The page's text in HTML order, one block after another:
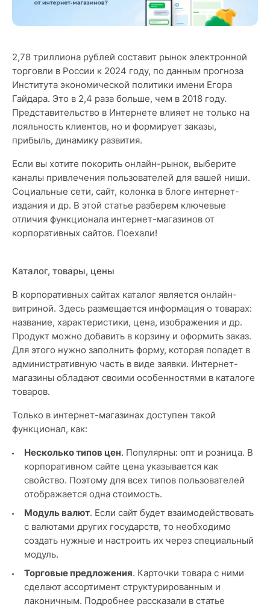
2,78 триллиона рублей составит рынок электронной
торговли в России к 2024 году, по данным прогноза
Института экономической политики имени Егора
Гайдара. Это в 2,4 раза больше, чем в 2018 году.
Представительство в Интернете влияет не только на
лояльность клиентов, но и формирует заказы,
прибыль, динамику развития.
Если вы хотите покорить онлайн-рынок, выберите
каналы привлечения пользователей для вашей ниши.
Социальные сети, сайт, колонка в блоге интернет-
издания и др. В этой статье разберем ключевые
отличия функционала интернет-магазинов от
корпоративных сайтов. Поехали!
Каталог, товары, цены
В корпоративных сайтах каталог является онлайн-
витриной. Здесь размещается информация о товарах:
название, характеристики, цена, изображения и др.
Продукт можно добавить в корзину и оформить заказ.
Для этого нужно заполнить форму, которая попадет в
административную часть в виде заявки. Интернет-
магазины обладают своими особенностями в каталоге
товаров.
Только в интернет-магазинах доступен такой
функционал, как:
Несколько типов цен. Популярны: опт и розница. В
корпоративном сайте цена указывается как
свойство. Поэтому для всех типов пользователей
отображается одна стоимость.
Модуль валют. Если сайт будет взаимодействовать
с валютами других государств, то необходимо
создать нужные и настроить их через специальный
модуль.
Торговые предложения. Карточки товара с ними
сделают ассортимент структурированным и
лаконичным. Подробнее рассказали в статье